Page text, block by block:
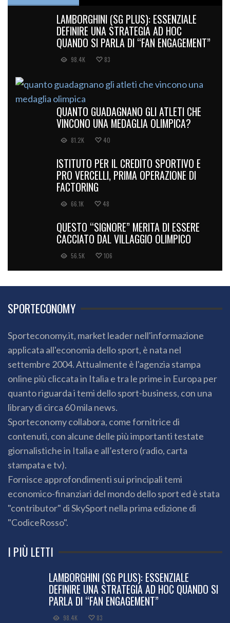
LAMBORGHINI (SG PLUS): ESSENZIALE
DEFINIRE UNA STRATEGIA AD HOC
QUANDO SI PARLA DI “FAN ENGAGEMENT”
98.4K 83
QUANTO GUADAGNANO GLI ATLETI CHE
VINCONO UNA MEDAGLIA OLIMPICA?
81.2K 40
ISTITUTO PER IL CREDITO SPORTIVO E
PRO VERCELLI, PRIMA OPERAZIONE DI
FACTORING
66.1K 48
QUESTO “SIGNORE” MERITA DI ESSERE
CACCIATO DAL VILLAGGIO OLIMPICO
56.5K 106
SPORTECONOMY
Sporteconomy.it, market leader nell'informazione
applicata all'economia dello sport, è nata nel
settembre 2004. Attualmente è l'agenzia stampa
online più cliccata in Italia e tra le prime in Europa per
quanto riguarda i temi dello sport-business, con una
library di circa 60 mila news.
Sporteconomy collabora, come fornitrice di
contenuti, con alcune delle più importanti testate
giornalistiche in Italia e all’estero (radio, carta
stampata e tv).
Fornisce approfondimenti sui principali temi
economico-finanziari del mondo dello sport ed è stata
"contributor" di SkySport nella prima edizione di
"CodiceRosso".
I PIÙ LETTI
LAMBORGHINI (SG PLUS): ESSENZIALE
DEFINIRE UNA STRATEGIA AD HOC QUANDO SI
PARLA DI “FAN ENGAGEMENT”
98.4K 83